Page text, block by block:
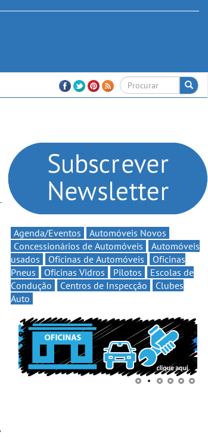
Agenda/Eventos
Automóveis Novos
Concessionários de Automóveis
Automóveis
usados
Oficinas de Automóveis
Oficinas
Pneus
Oficinas Vidros Pilotos
Escolas de
Condução
Centros de Inspecção
Clubes
Auto